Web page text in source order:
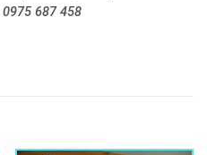
0975 687 458